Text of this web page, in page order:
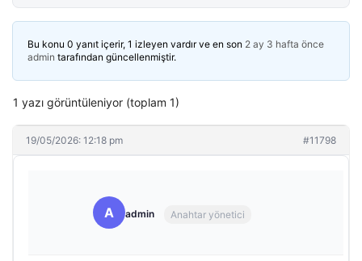
Bu konu 0 yanıt içerir, 1 izleyen vardır ve en son 2 ay 3 hafta önce
admin tarafından güncellenmiştir.
1 yazı görüntüleniyor (toplam 1)
19/05/2026: 12:18 pm #11798
A admin Anahtar yönetici